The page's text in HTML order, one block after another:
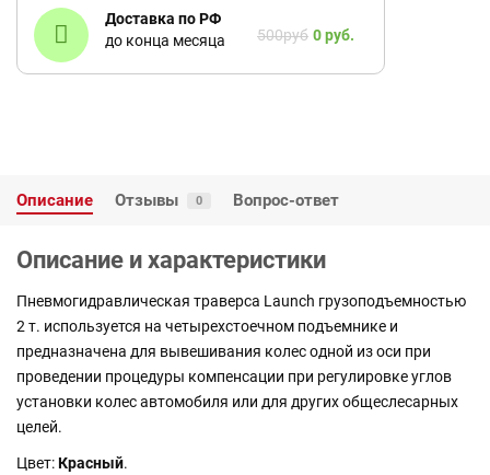
Доставка по РФ
до конца месяца
500руб 0 руб.
Описание Отзывы 0 Вопрос-ответ
Описание и характеристики
Пневмогидравлическая траверса Launch грузоподъемностью
2 т. используется на четырехстоечном подъемнике и
предназначена для вывешивания колес одной из оси при
проведении процедуры компенсации при регулировке углов
установки колес автомобиля или для других общеслесарных
целей.
Цвет: Красный.